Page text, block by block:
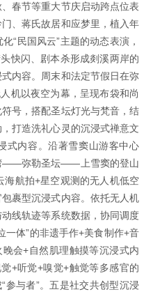
春节等重大节庆启动跨点位表
、蒋氏故居和应梦里，植入年
“民国风云”主题的动态表演，
快闪、剧本杀形成剡溪两岸的
内容。周末和法定节假日在弥
机以夜空为幕，呈现布袋和尚
号，搭配圣坛灯光与梵音，结
打造洗礼心灵的沉浸式禅意文
式内容。沿著雪窦山游客中心
弥勒圣坛——上雪窦的登山
海航拍+星空观测的无人机低空
裹型沉浸式内容。依托无人机
线轨迹等系统数据，协同调度
一体”的非遗手作+美食制作+音
会+自然肌理触摸等沉浸式内
+听觉+嗅觉+触觉等多感官的
参与者”。五是社交共创型沉浸